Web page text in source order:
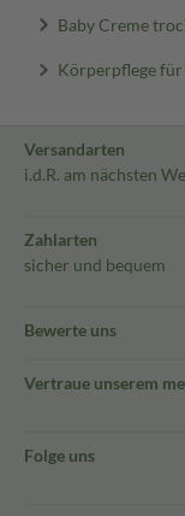
Baby Creme
Körperpflege
Versandarten
i.d.R. am nächsten
Zahlarten
sicher und bequem
Bewerte uns
Vertraue unserem
Folge uns